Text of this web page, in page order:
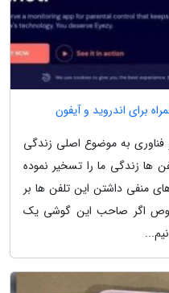
فناوری به موضوع اصلی زندگی
ها زندگی ما را تسخیر نموده
منفی داشتن این تلفن ها بر
اگر صاحب این گوشی یک